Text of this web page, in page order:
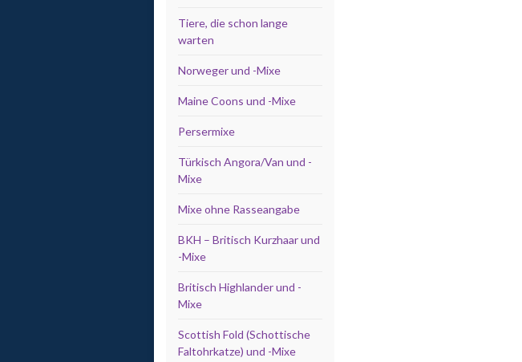
Tiere, die schon lange
warten
Norweger und -Mixe
Maine Coons und -Mixe
Persermixe
Türkisch Angora/Van und -
Mixe
Mixe ohne Rasseangabe
BKH – Britisch Kurzhaar und
-Mixe
Britisch Highlander und -
Mixe
Scottish Fold (Schottische
Faltohrkatze) und -Mixe